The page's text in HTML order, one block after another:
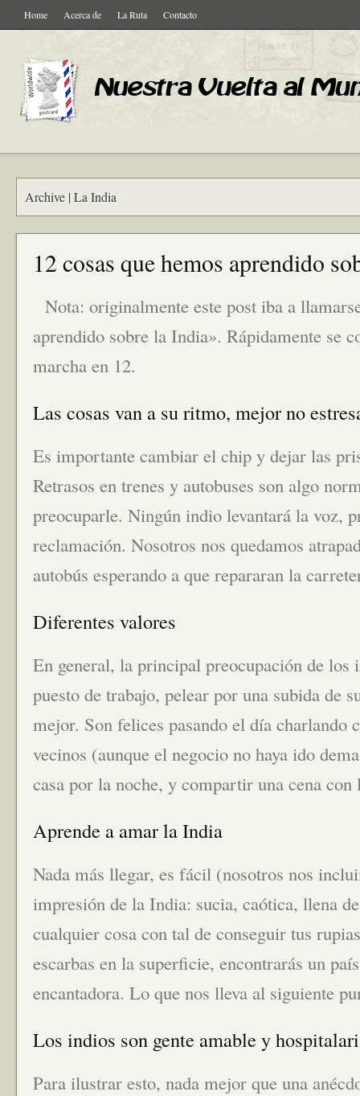
Home Acerca de La Ruta Contacto
Archive | La India
12 cosas que hemos aprendido
Nota: originalmente este post iba a
aprendido sobre la India». Rápidamente se
marcha en 12.
Las cosas van a su ritmo, mejor no
Es importante cambiar el chip y dejar las
Retrasos en trenes y autobuses son algo
preocuparle. Ningún indio levantará la voz,
reclamación. Nosotros nos quedamos
autobús esperando a que repararan la
Diferentes valores
En general, la principal preocupación de los
puesto de trabajo, pelear por una subida de
mejor. Son felices pasando el día charlando
vecinos (aunque el negocio no haya ido
casa por la noche, y compartir una cena
Aprende a amar la India
Nada más llegar, es fácil (nosotros nos
impresión de la India: sucia, caótica, llena
cualquier cosa con tal de conseguir tus
escarbas en la superficie, encontrarás un
encantadora. Lo que nos lleva al siguiente
Los indios son gente amable y
Para ilustrar esto, nada mejor que una